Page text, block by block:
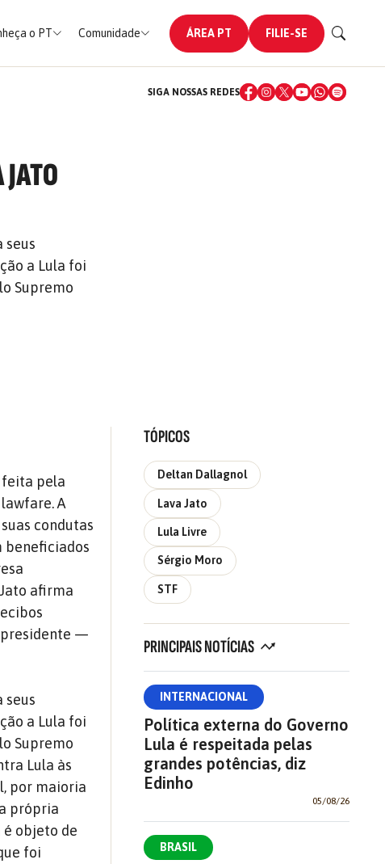
o PT Comunidade ÁREA PT FILIE-SE
SIGA NOSSAS REDES
seus
a Lula foi
Supremo
feita pela
A
condutas
beneficiados
afirma
presidente —
seus
a Lula foi
Supremo
Lula às
por maioria
própria
é objeto de
foi
TÓPICOS
Deltan Dallagnol
Lava Jato
Lula Livre
Sérgio Moro
STF
PRINCIPAIS NOTÍCIAS
INTERNACIONAL
Política externa do Governo
Lula é respeitada pelas
grandes potências, diz
Edinho
05/08/26
BRASIL